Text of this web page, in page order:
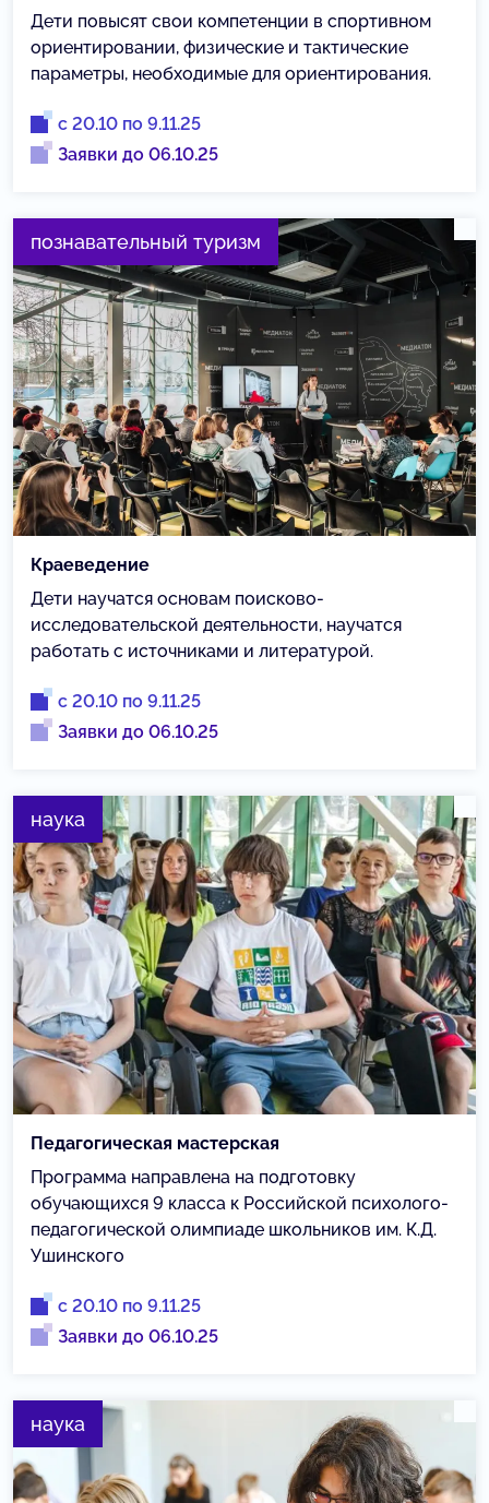
Дети повысят свои компетенции в спортивном
ориентировании, физические и тактические
параметры, необходимые для ориентирования.
с 20.10 по 9.11.25
Заявки до 06.10.25
познавательный туризм
Краеведение
Дети научатся основам поисково-
исследовательской деятельности, научатся
работать с источниками и литературой.
с 20.10 по 9.11.25
Заявки до 06.10.25
наука
Педагогическая мастерская
Программа направлена на подготовку
обучающихся 9 класса к Российской психолого-
педагогической олимпиаде школьников им. К.Д.
Ушинского
с 20.10 по 9.11.25
Заявки до 06.10.25
наука